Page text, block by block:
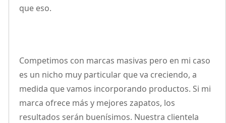
que eso.
Competimos con marcas masivas pero en mi caso
es un nicho muy particular que va creciendo, a
medida que vamos incorporando productos. Si mi
marca ofrece más y mejores zapatos, los
resultados serán buenísimos. Nuestra clientela